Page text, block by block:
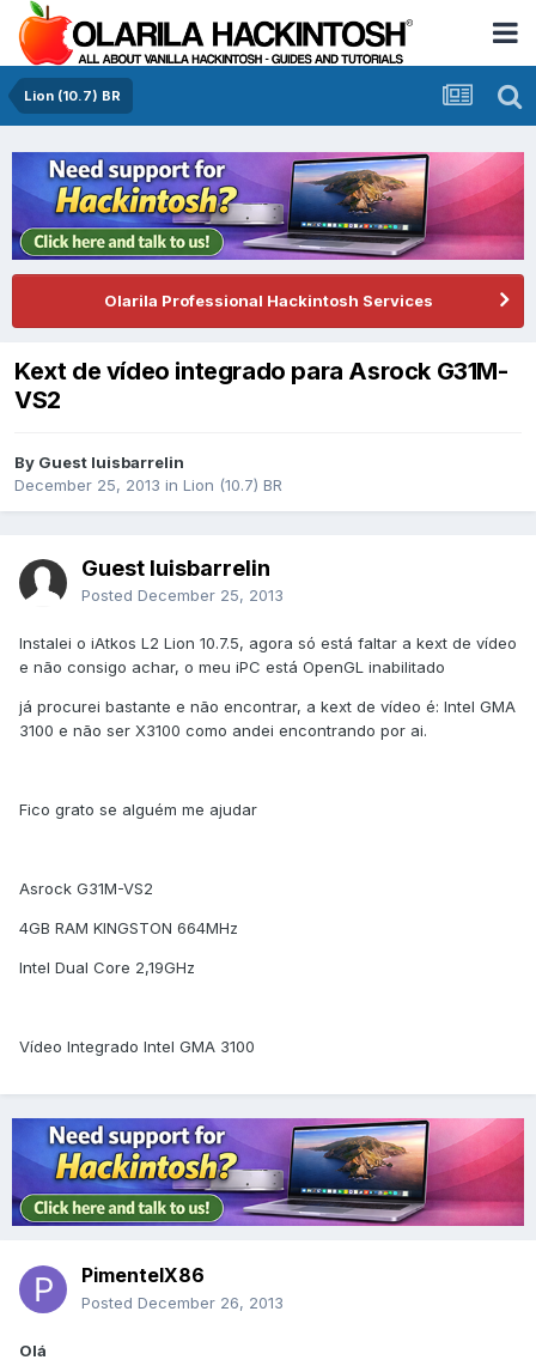
Lion (10.7) BR
Olarila Professional Hackintosh Services
Kext de vídeo integrado para Asrock G31M-
VS2
By Guest luisbarrelin
December 25, 2013 in Lion (10.7) BR
Guest luisbarrelin
Posted December 25, 2013
Instalei o iAtkos L2 Lion 10.7.5, agora só está faltar a kext de vídeo
e não consigo achar, o meu iPC está OpenGL inabilitado
já procurei bastante e não encontrar, a kext de vídeo é: Intel GMA
3100 e não ser X3100 como andei encontrando por ai.
Fico grato se alguém me ajudar
Asrock G31M-VS2
4GB RAM KINGSTON 664MHz
Intel Dual Core 2,19GHz
Vídeo Integrado Intel GMA 3100
PimentelX86
Posted December 26, 2013
Olá